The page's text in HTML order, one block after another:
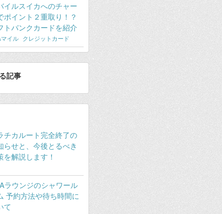
イルスイカへのチャー
ポイント２重取り！？
トバンクカードを紹介
イル クレジットカード
記事
チカルート完全終了の
らせと、今後とるべき
を解説します！
ラウンジのシャワール
予約方法や待ち時間に
て